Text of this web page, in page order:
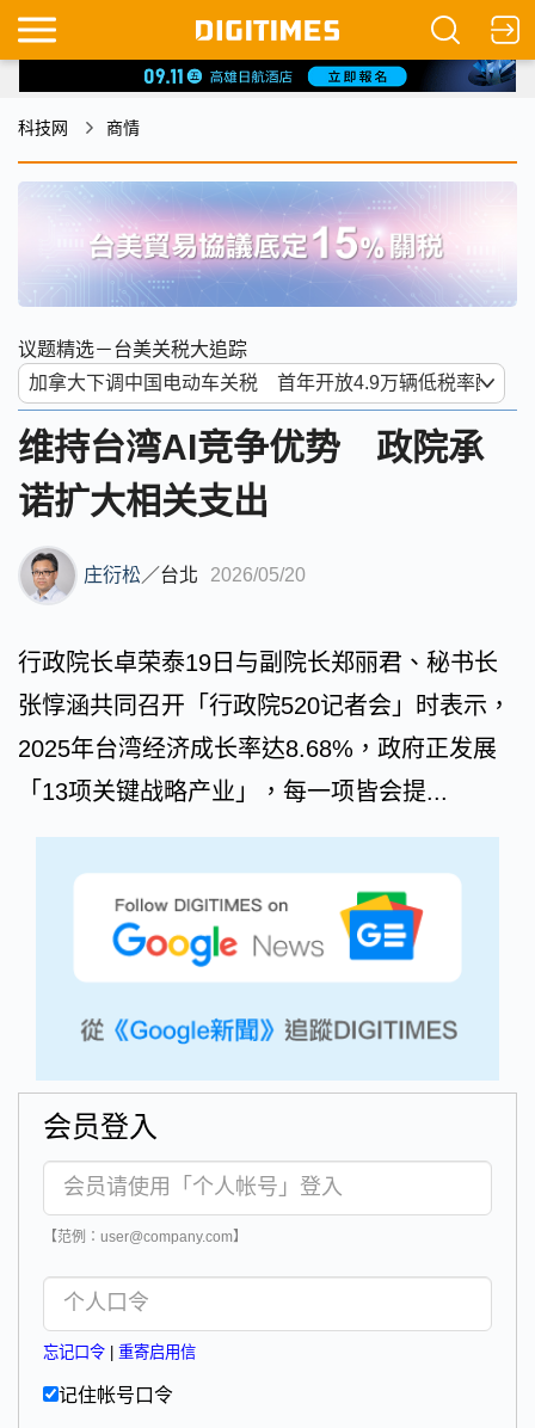
科技网 商情
议题精选－台美关税大追踪
维持台湾AI竞争优势 政院承
诺扩大相关支出
庄衍松 ／台北 2026/05/20
行政院长卓荣泰19日与副院长郑丽君、秘书长
张惇涵共同召开「行政院520记者会」时表示，
2025年台湾经济成长率达8.68%，政府正发展
「13项关键战略产业」，每一项皆会提...
会员登入
【范例：user@company.com】
忘记口令 重寄启用信
记住帐号口令